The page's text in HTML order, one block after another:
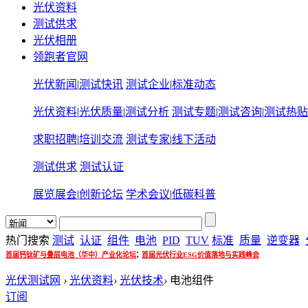
光伏资料
测试供求
光伏相册
领跑者官网
光伏新闻 |测试快讯 测试企业|标准动态
光伏资料|光伏质量|测试分析 测试专题|测试咨询|测试热贴
求职招聘|培训交流 测试专家|线下活动
测试供求 测试认证
展览展会|创新论坛 学术会议|低碳科普
热门搜索 测试 认证 组件 电池 PID TUV 标准 质量 逆变器
首届钙钛矿与叠层电池（华中）产业化论坛; 首届光伏行业ESG价值落地与实践峰会
光伏测试网 › 光伏资料› 光伏技术› 电池组件
订阅